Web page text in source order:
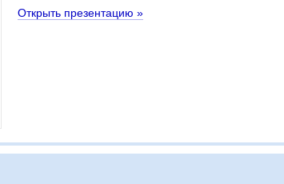
Открыть презентацию »